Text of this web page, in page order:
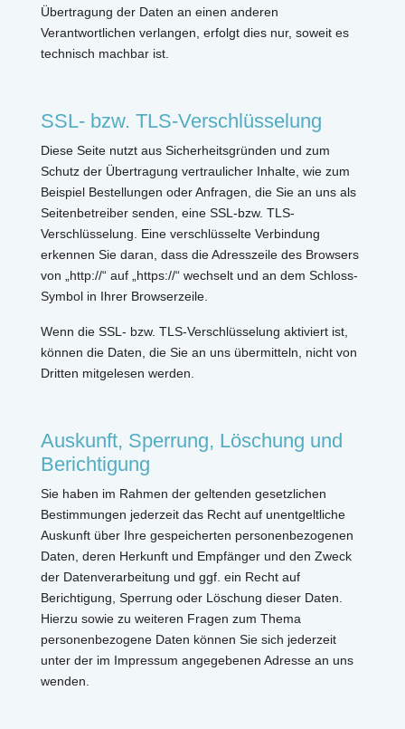
Übertragung der Daten an einen anderen
Verantwortlichen verlangen, erfolgt dies nur, soweit es
technisch machbar ist.
SSL- bzw. TLS-Verschlüsselung
Diese Seite nutzt aus Sicherheitsgründen und zum
Schutz der Übertragung vertraulicher Inhalte, wie zum
Beispiel Bestellungen oder Anfragen, die Sie an uns als
Seitenbetreiber senden, eine SSL-bzw. TLS-
Verschlüsselung. Eine verschlüsselte Verbindung
erkennen Sie daran, dass die Adresszeile des Browsers
von „http://“ auf „https://“ wechselt und an dem Schloss-
Symbol in Ihrer Browserzeile.
Wenn die SSL- bzw. TLS-Verschlüsselung aktiviert ist,
können die Daten, die Sie an uns übermitteln, nicht von
Dritten mitgelesen werden.
Auskunft, Sperrung, Löschung und
Berichtigung
Sie haben im Rahmen der geltenden gesetzlichen
Bestimmungen jederzeit das Recht auf unentgeltliche
Auskunft über Ihre gespeicherten personenbezogenen
Daten, deren Herkunft und Empfänger und den Zweck
der Datenverarbeitung und ggf. ein Recht auf
Berichtigung, Sperrung oder Löschung dieser Daten.
Hierzu sowie zu weiteren Fragen zum Thema
personenbezogene Daten können Sie sich jederzeit
unter der im Impressum angegebenen Adresse an uns
wenden.